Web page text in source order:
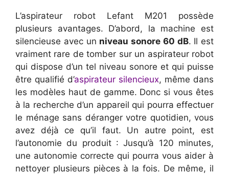
L’aspirateur robot Lefant M201 possède
plusieurs avantages. D’abord, la machine est
silencieuse avec un niveau sonore 60 dB. Il est
vraiment rare de tomber sur un aspirateur robot
qui dispose d’un tel niveau sonore et qui puisse
être qualifié d’aspirateur silencieux, même dans
les modèles haut de gamme. Donc si vous êtes
à la recherche d’un appareil qui pourra effectuer
le ménage sans déranger votre quotidien, vous
avez déjà ce qu’il faut. Un autre point, est
l’autonomie du produit : Jusqu’à 120 minutes,
une autonomie correcte qui pourra vous aider à
nettoyer plusieurs pièces à la fois. De même, il